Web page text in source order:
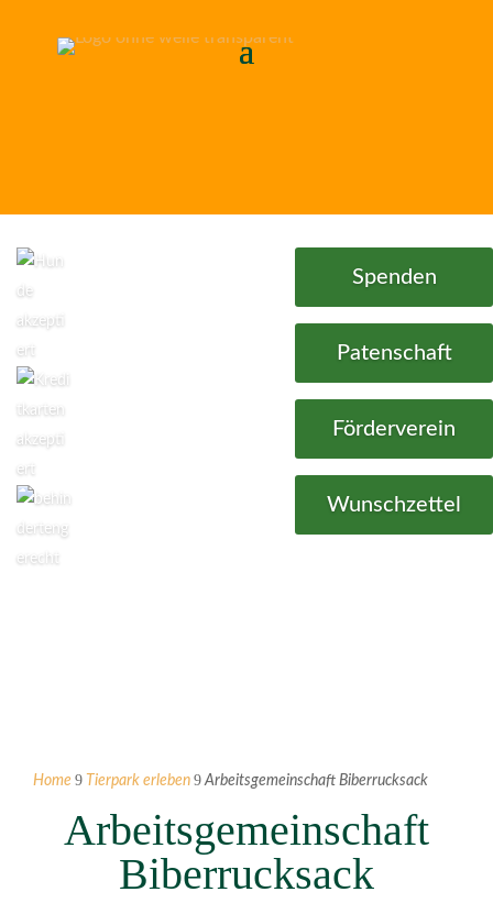
Spenden
Patenschaft
Förderverein
Wunschzettel
Home 9 Tierpark erleben 9 Arbeitsgemeinschaft Biberrucksack
Arbeitsgemeinschaft
Biberrucksack